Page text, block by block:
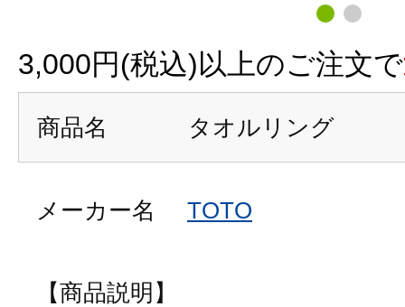
3,000円(税込)以上のご注文で
商品名 タオルリング
メーカー名 TOTO
【商品説明】